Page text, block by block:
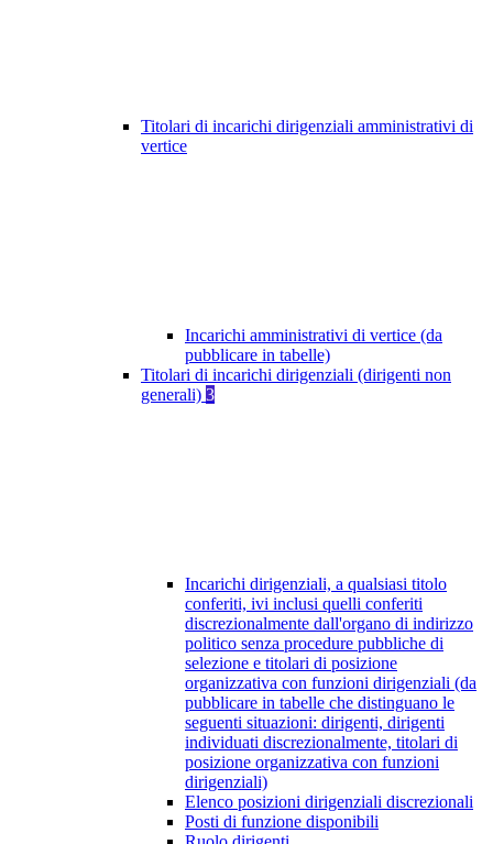
Titolari di incarichi dirigenziali amministrativi di
vertice
Incarichi amministrativi di vertice (da
pubblicare in tabelle)
Titolari di incarichi dirigenziali (dirigenti non
generali) 3
Incarichi dirigenziali, a qualsiasi titolo
conferiti, ivi inclusi quelli conferiti
discrezionalmente dall'organo di indirizzo
politico senza procedure pubbliche di
selezione e titolari di posizione
organizzativa con funzioni dirigenziali (da
pubblicare in tabelle che distinguano le
seguenti situazioni: dirigenti, dirigenti
individuati discrezionalmente, titolari di
posizione organizzativa con funzioni
dirigenziali)
Elenco posizioni dirigenziali discrezionali
Posti di funzione disponibili